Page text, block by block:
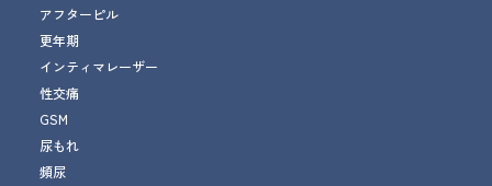
アフターピル
更年期
インティマレーザー
性交痛
GSM
尿もれ
頻尿